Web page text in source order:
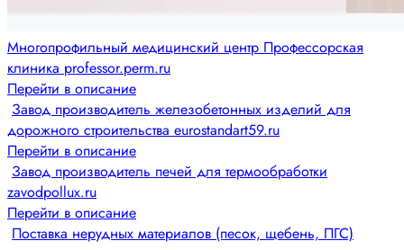
Многопрофильный медицинский центр Профессорская
клиника professor.perm.ru
Перейти в описание
Завод производитель железобетонных изделий для
дорожного строительства eurostandart59.ru
Перейти в описание
Завод производитель печей для термообработки
zavodpollux.ru
Перейти в описание
Поставка нерудных материалов (песок, щебень, ПГС)